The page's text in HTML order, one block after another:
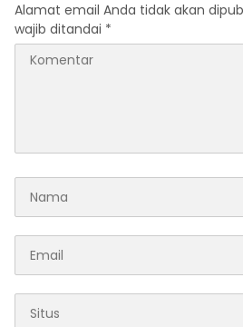
Alamat email Anda tidak akan
wajib ditandai *